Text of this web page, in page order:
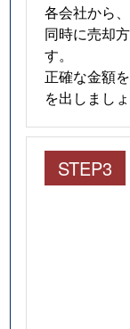
各会社から
同時に売却
す。
正確な金額
を出しましょ
STEP3